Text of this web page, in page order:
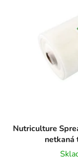
Nutriculture
netkaná